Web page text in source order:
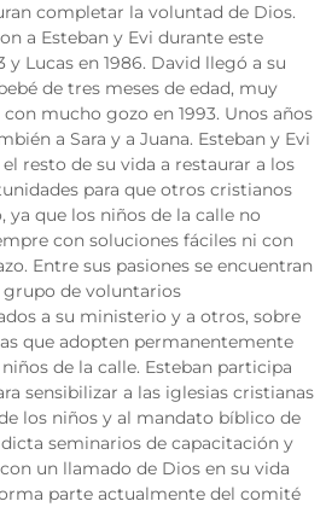
completar la voluntad de Dios.
a Esteban y Evi durante este
y Lucas en 1986. David llegó a su
de tres meses de edad, muy
mucho gozo en 1993. Unos años
a Sara y a Juana. Esteban y Evi
resto de su vida a restaurar a los
para que otros cristianos
ya que los niños de la calle no
con soluciones fáciles ni con
Entre sus pasiones se encuentran
de voluntarios
a su ministerio y a otros, sobre
que adopten permanentemente
de la calle. Esteban participa
sensibilizar a las iglesias cristianas
los niños y al mandato bíblico de
seminarios de capacitación y
un llamado de Dios en su vida
parte actualmente del comité